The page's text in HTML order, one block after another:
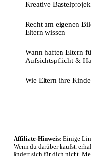
Kreative
Recht am eigenen
Eltern wissen
Wann haften Eltern
Aufsichtspflicht &
Wie Eltern ihre
Affiliate-Hinweis: Einige
Wenn du darüber kaufst,
ändert sich für dich nicht.